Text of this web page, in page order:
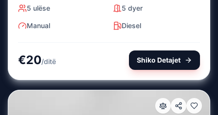
5 ulëse 5 dyer
Manual Diesel
€20/ditë Shiko Detajet